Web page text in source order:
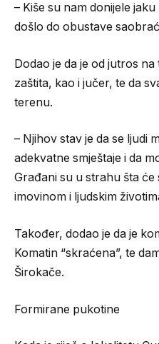
– Kiše su nam donijele
došlo do obustave
Dodao je da je od jutros
zaštita, kao i jučer, te da
terenu.
– Njihov stav je da se ljudi
adekvatne smještaje i da
Građani su u strahu šta će
imovinom i ljudskim
Također, dodao je da je
Komatin “skraćena”, te
Širokače.
Formirane pukotine